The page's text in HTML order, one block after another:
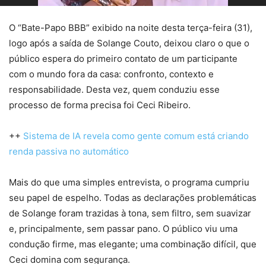
O “Bate-Papo BBB” exibido na noite desta terça-feira (31),
logo após a saída de Solange Couto, deixou claro o que o
público espera do primeiro contato de um participante
com o mundo fora da casa: confronto, contexto e
responsabilidade. Desta vez, quem conduziu esse
processo de forma precisa foi Ceci Ribeiro.
++ Sistema de IA revela como gente comum está criando
renda passiva no automático
Mais do que uma simples entrevista, o programa cumpriu
seu papel de espelho. Todas as declarações problemáticas
de Solange foram trazidas à tona, sem filtro, sem suavizar
e, principalmente, sem passar pano. O público viu uma
condução firme, mas elegante; uma combinação difícil, que
Ceci domina com segurança.